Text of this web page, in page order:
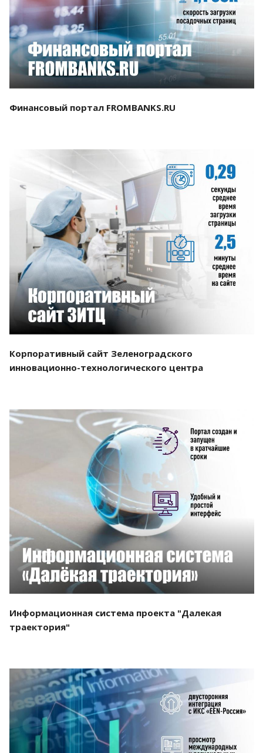
Смотреть проект
Финансовый портал FROMBANKS.RU
Смотреть проект
Корпоративный сайт Зеленоградского
инновационно-технологического центра
Смотреть проект
Информационная система проекта "Далекая
траектория"